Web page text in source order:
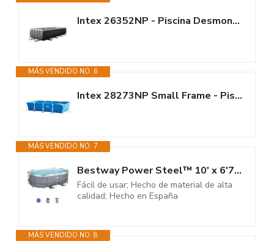
Intex 26352NP - Piscina Desmontable Ultra Frame 549 x 274 x 132 cm, 17.203...
MÁS VENDIDO NO. 6
Intex 28273NP Small Frame - Piscina Desmontable Tubular, 450 x 220 x 84 cm,...
MÁS VENDIDO NO. 7
Bestway Power Steel™ 10' x 6'7" x 33"/3.05m x 2.00m x 84cm Oval Pool Set
Fácil de usar; Hecho de material de alta
calidad; Hecho en España
MÁS VENDIDO NO. 8